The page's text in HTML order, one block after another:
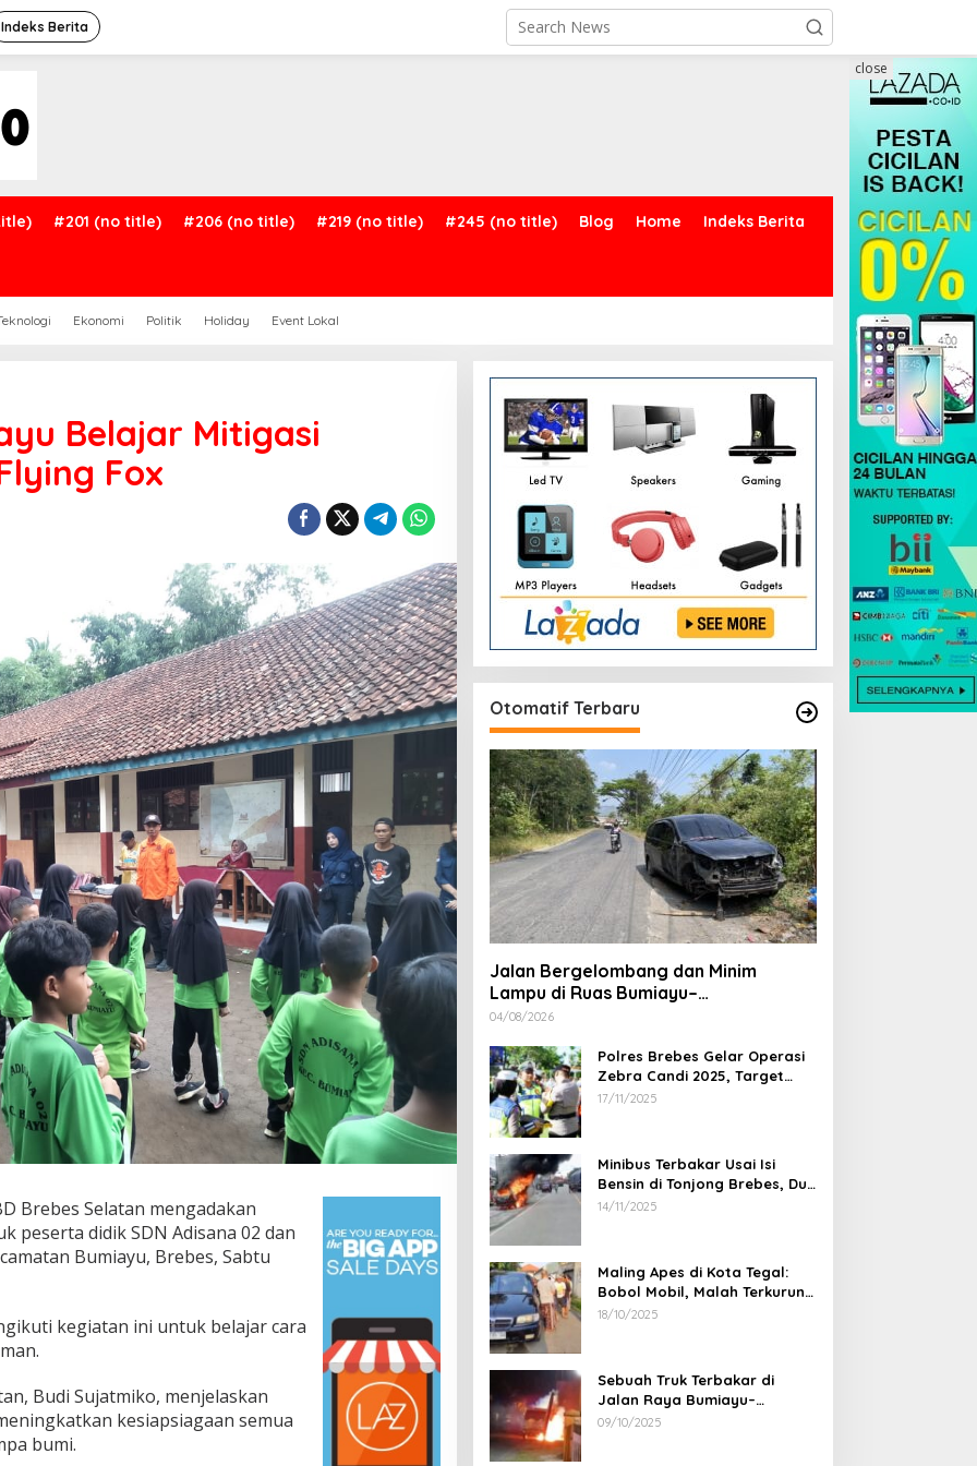
Indeks Berita
#201 (no title) #206 (no title) #219 (no title) #245 (no title) Blog Home Indeks Berita
Ekonomi Politik Holiday Event Lokal
close
Belajar Mitigasi
Fox
Brebes Selatan mengadakan
peserta didik SDN Adisana 02 dan
Bumiayu, Brebes, Sabtu
kegiatan ini untuk belajar cara
Budi Sujatmiko, menjelaskan
kesiapsiagaan semua
bumi.
Otomatif Terbaru
Jalan Bergelombang dan Minim
Lampu di Ruas Bumiayu–
Bantarkawung Telan Korban, Innova
04/08/2026
Polres Brebes Gelar Operasi
Zebra Candi 2025, Target
Turunkan Kecelakaan dan
17/11/2025
Minibus Terbakar Usai Isi
Bensin di Tonjong Brebes, Dua
Penumpang Luka Bakar
14/11/2025
Maling Apes di Kota Tegal:
Bobol Mobil, Malah Terkurung
Sendiri di Dalamnya
18/10/2025
Sebuah Truk Terbakar di
Jalan Raya Bumiayu–
Bantarkawung, Diduga Akibat
09/10/2025